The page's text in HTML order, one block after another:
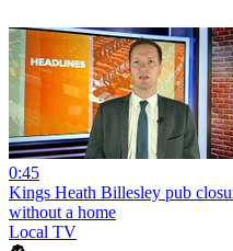
0:45
Kings Heath Billesley pub
without a home
Local TV